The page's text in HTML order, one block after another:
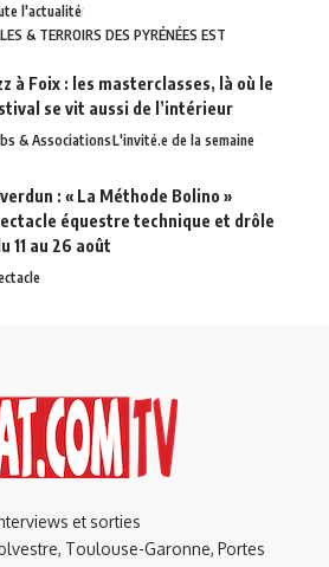
l'actualité
& TERROIRS DES PYRÉNÉES EST
à Foix : les masterclasses, là où le
se vit aussi de l’intérieur
& AssociationsL'invité.e de la semaine
: « La Méthode Bolino »
équestre technique et drôle
11 au 26 août
et sorties
Toulouse-Garonne, Portes